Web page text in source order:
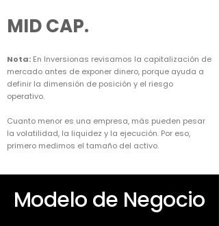
MID CAP.
Nota: En Inversionas revisamos la capitalización de
mercado antes de exponer dinero, porque ayuda a
definir la dimensión de posición y el riesgo
operativo.
Cuanto menor es una empresa, más pueden pesar
la volatilidad, la liquidez y la ejecución. Por eso,
primero medimos el tamaño del activo.
Modelo de Negocio